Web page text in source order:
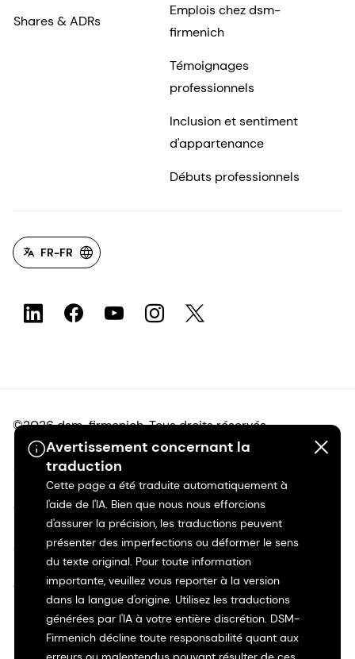
Avertissement concernant la
traduction
Cette page a été traduite automatiquement à
l'aide de l'IA. Bien que nous nous efforcions
d'assurer la précision, les traductions peuvent
présenter des imperfections ou déformer le sens
du texte original. Pour toute information
importante, veuillez vous reporter à la version
dans la langue d'origine. Utilisez les traductions
générées par l'IA à votre entière discrétion. DSM-
Firmenich décline toute responsabilité quant aux
Shares & ADRs
Emplois chez dsm-
firmenich
Témoignages
professionnels
Inclusion et sentiment
d'appartenance
Débuts professionnels
FR-FR
©2026 dsm-firmenich. Tous droits réservés.
Avis de confidentialité
Conditions d'utilisation
Conditions d'utilisation
Transparence en Californie
Déclaration d'accessibilité